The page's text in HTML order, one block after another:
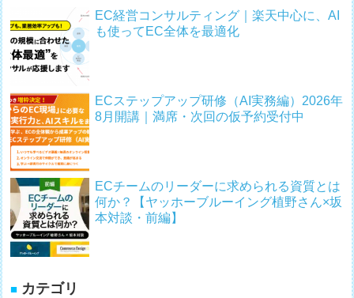
EC経営コンサルティング｜楽天中心に、AI
も使ってEC全体を最適化
ECステップアップ研修（AI実務編）2026年
8月開講｜満席・次回の仮予約受付中
ECチームのリーダーに求められる資質とは
何か？【ヤッホーブルーイング植野さん×坂
本対談・前編】
カテゴリ